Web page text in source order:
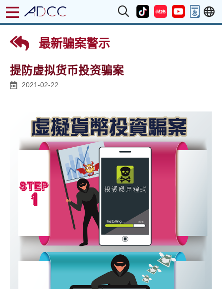
最新骗案警示
提防虚拟货币投资骗案
2021-02-22